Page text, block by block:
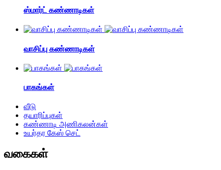
ஸ்மார்ட் கண்ணாடிகள்
வாசிப்பு கண்ணாடிகள்
பாகங்கள்
வீடு
தயாரிப்புகள்
கண்ணாடி அணிகலன்கள்
உயர்தர கேஸ் செட்
வகைகள்